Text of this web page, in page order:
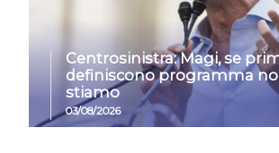
Centrosinistra: Magi, se
definiscono programma
stiamo
03/08/2026